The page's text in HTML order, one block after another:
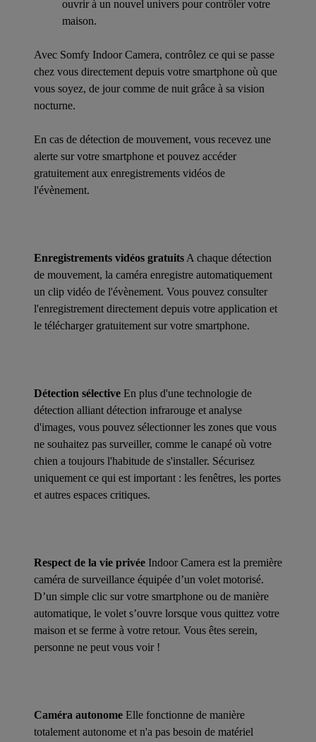
ouvrir à un nouvel univers pour contrôler votre
maison.
Avec Somfy Indoor Camera, contrôlez ce qui se passe
chez vous directement depuis votre smartphone où que
vous soyez, de jour comme de nuit grâce à sa vision
nocturne.
En cas de détection de mouvement, vous recevez une
alerte sur votre smartphone et pouvez accéder
gratuitement aux enregistrements vidéos de
l'évènement.
Enregistrements vidéos gratuits A chaque détection
de mouvement, la caméra enregistre automatiquement
un clip vidéo de l'évènement. Vous pouvez consulter
l'enregistrement directement depuis votre application et
le télécharger gratuitement sur votre smartphone.
Détection sélective En plus d'une technologie de
détection alliant détection infrarouge et analyse
d'images, vous pouvez sélectionner les zones que vous
ne souhaitez pas surveiller, comme le canapé où votre
chien a toujours l'habitude de s'installer. Sécurisez
uniquement ce qui est important : les fenêtres, les portes
et autres espaces critiques.
Respect de la vie privée Indoor Camera est la première
caméra de surveillance équipée d’un volet motorisé.
D’un simple clic sur votre smartphone ou de manière
automatique, le volet s’ouvre lorsque vous quittez votre
maison et se ferme à votre retour. Vous êtes serein,
personne ne peut vous voir !
Caméra autonome Elle fonctionne de manière
totalement autonome et n'a pas besoin de matériel